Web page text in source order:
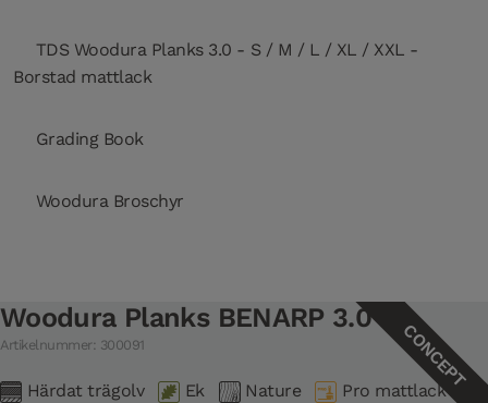
TDS Woodura Planks 3.0 - S / M / L / XL / XXL -
Borstad mattlack
Grading Book
Woodura Broschyr
CONCEPT
Woodura Planks BENARP 3.0 XL
Artikelnummer: 300091
Härdat trägolv Ek Nature
Pro mattlack